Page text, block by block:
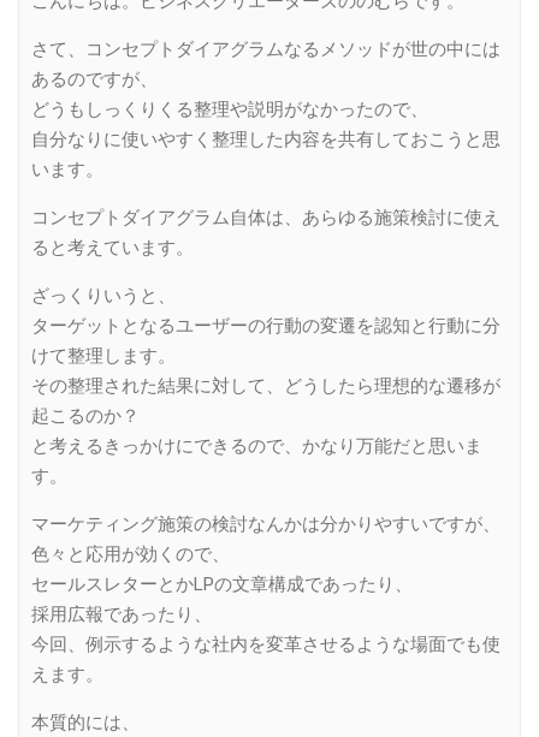
さて、コンセプトダイアグラムなるメソッドが世の中には
あるのですが、
どうもしっくりくる整理や説明がなかったので、
自分なりに使いやすく整理した内容を共有しておこうと思
います。
コンセプトダイアグラム自体は、あらゆる施策検討に使え
ると考えています。
ざっくりいうと、
ターゲットとなるユーザーの行動の変遷を認知と行動に分
けて整理します。
その整理された結果に対して、どうしたら理想的な遷移が
起こるのか？
と考えるきっかけにできるので、かなり万能だと思いま
す。
マーケティング施策の検討なんかは分かりやすいですが、
色々と応用が効くので、
セールスレターとかLPの文章構成であったり、
採用広報であったり、
今回、例示するような社内を変革させるような場面でも使
えます。
本質的には、